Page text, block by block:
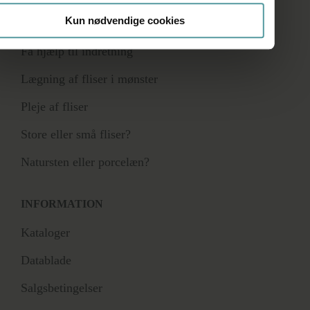
Kun nødvendige cookies
RÅDGIVNING
Få hjælp til indretning
Lægning af fliser i mønster
Pleje af fliser
Store eller små fliser?
Natursten eller porcelæn?
INFORMATION
Kataloger
Datablade
Salgsbetingelser